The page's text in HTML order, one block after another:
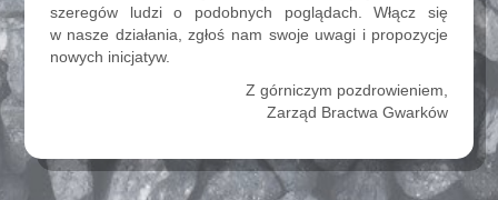
szeregów ludzi o podobnych poglądach. Włącz się
w nasze działania, zgłoś nam swoje uwagi i propozycje
nowych inicjatyw.
Z górniczym pozdrowieniem,
Zarząd Bractwa Gwarków